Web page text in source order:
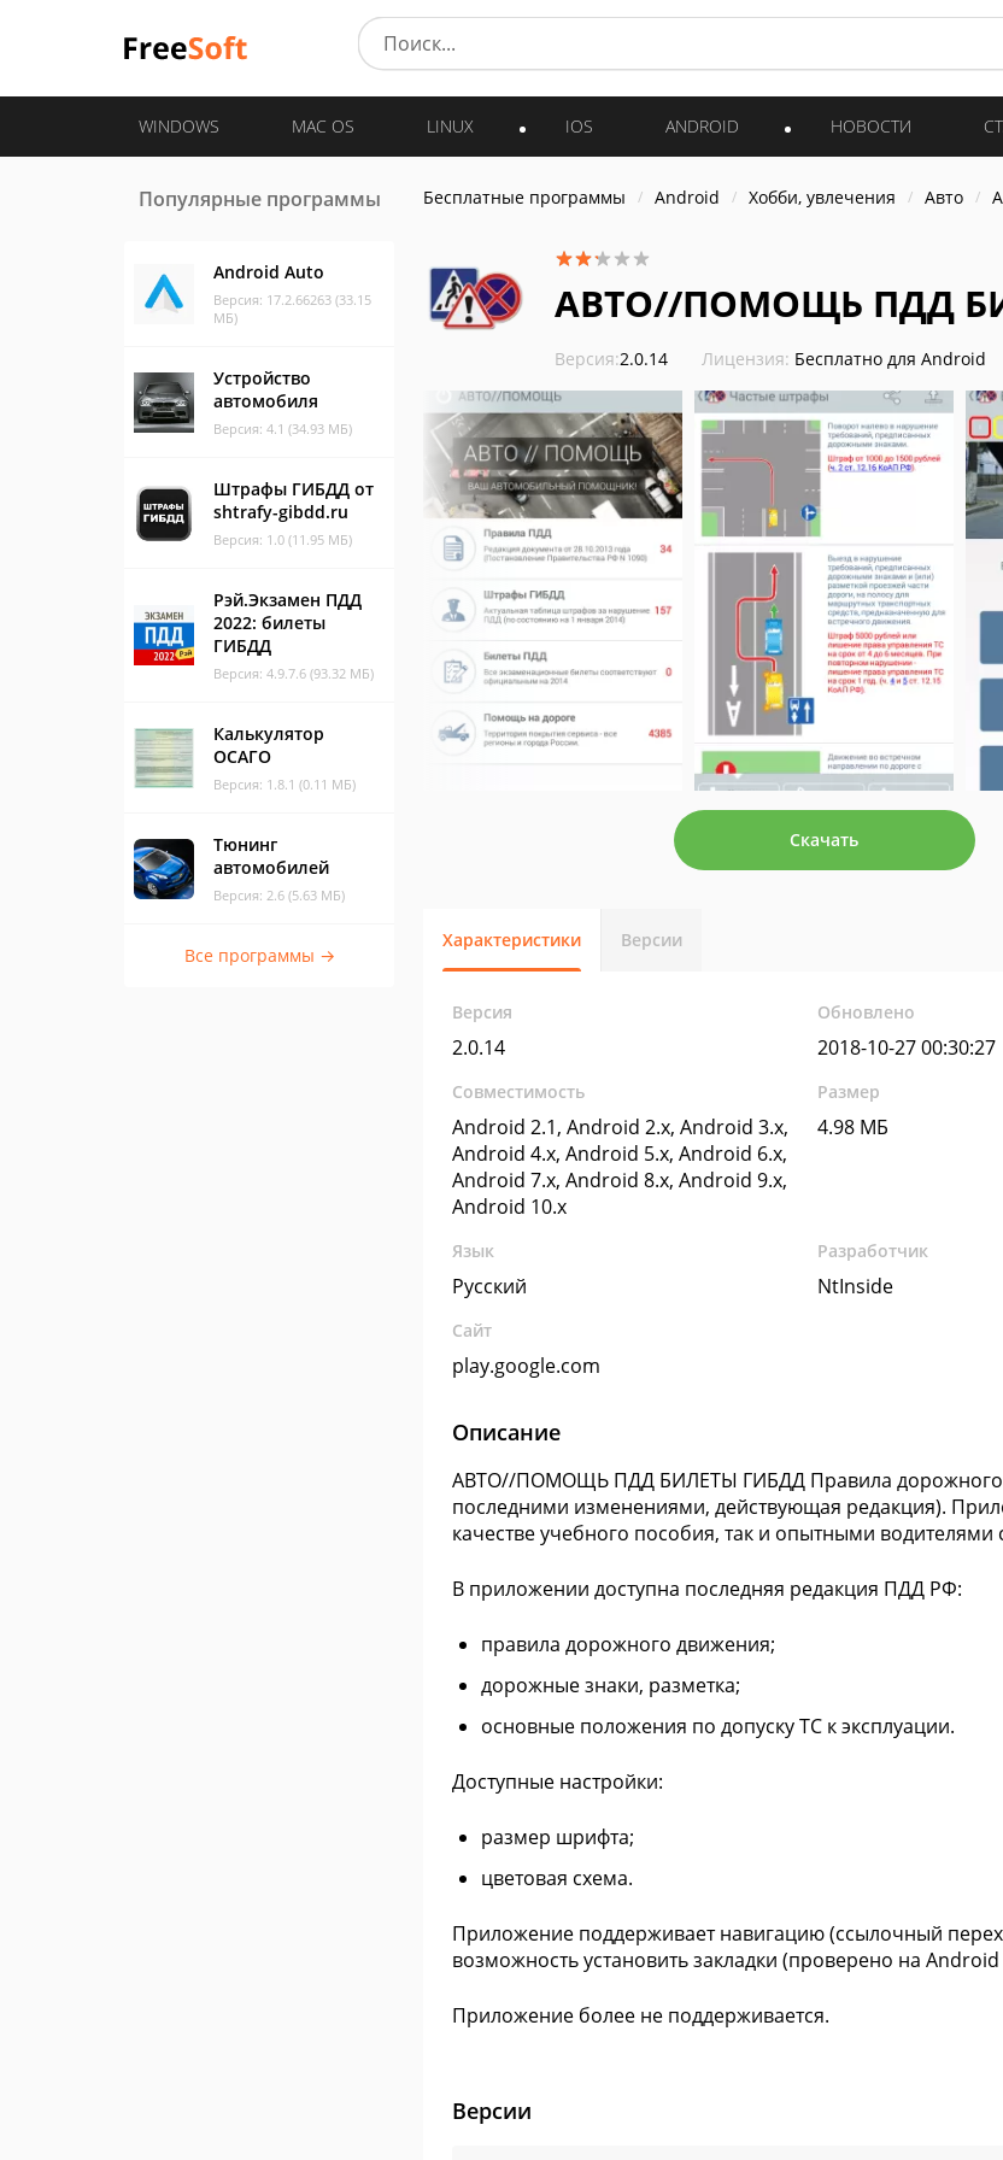
WINDOWS MAC OS LINUX IOS ANDROID НОВОСТИ
Популярные программы
Android Auto
Версия: 17.2.66263 (33.15
МБ)
Устройство
автомобиля
Версия: 4.1 (34.93 МБ)
Штрафы ГИБДД от
shtrafy-gibdd.ru
Версия: 1.0 (11.95 МБ)
Рэй.Экзамен ПДД
2022: билеты
ГИБДД
Версия: 4.9.7.6 (93.32 МБ)
Калькулятор
ОСАГО
Версия: 1.8.1 (0.11 МБ)
Тюнинг
автомобилей
Версия: 2.6 (5.63 МБ)
Все программы →
Бесплатные программы Android Хобби, увлечения Авто
АВТО//ПОМОЩЬ ПДД
Версия:2.0.14 Лицензия: Бесплатно для Android
Скачать
Характеристики Версии
Версия
2.0.14
Обновлено
2018-10-27 00:30:27
Совместимость
Android 2.1, Android 2.x, Android 3.x,
Android 4.x, Android 5.x, Android 6.x,
Android 7.x, Android 8.x, Android 9.x,
Android 10.x
Размер
4.98 МБ
Язык
Русский
Разработчик
NtInside
Сайт
play.google.com
Описание
АВТО//ПОМОЩЬ ПДД БИЛЕТЫ ГИБДД Правила дорожного
последними изменениями, действующая редакция).
качестве учебного пособия, так и опытными
В приложении доступна последняя редакция ПДД РФ:
правила дорожного движения;
дорожные знаки, разметка;
основные положения по допуску ТС к эксплуации.
Доступные настройки:
размер шрифта;
цветовая схема.
Приложение поддерживает навигацию (ссылочный
возможность установить закладки (проверено на
Приложение более не поддерживается.
Версии